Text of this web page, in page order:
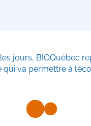
jours, BIOQuébec
va permettre à